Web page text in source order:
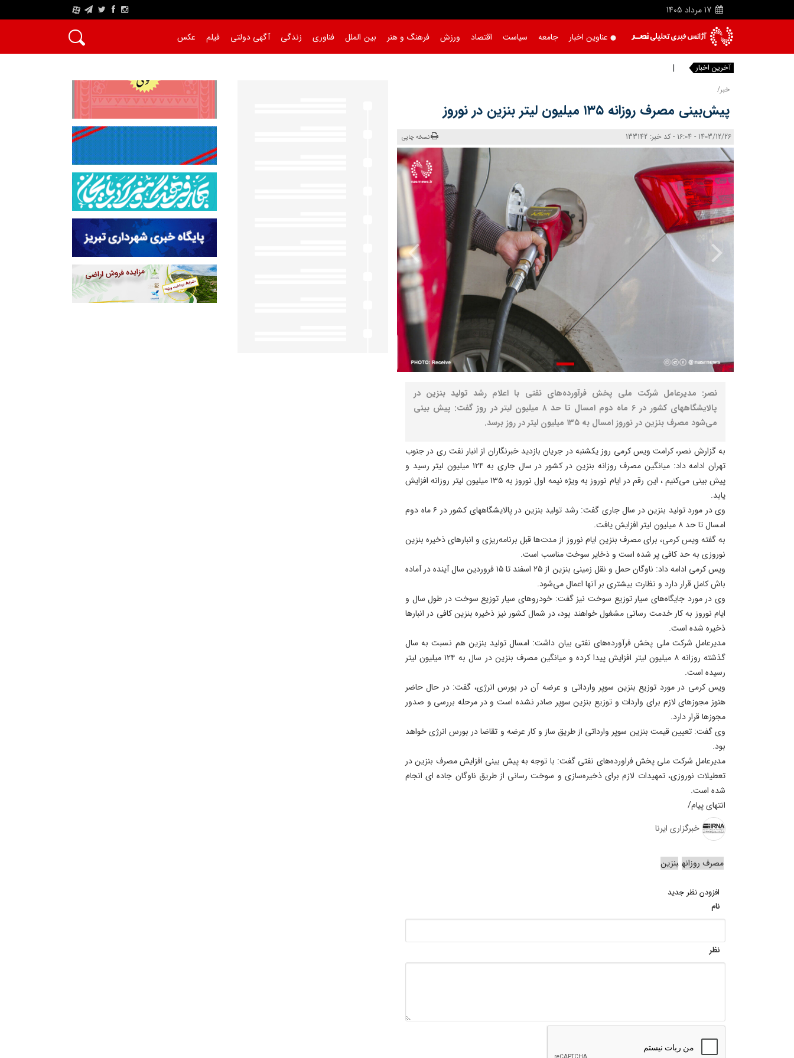
17 مرداد 1405
A
عناوین اخبار جامعه سیاست اقتصاد ورزش فرهنگ و هنر بین الملل فناوری زندگی آگهی دولتی فیلم عکس
آخرین اخبار پزشکیان:
خبر/
پیش‌بینی مصرف روزانه ۱۳۵ میلیون لیتر بنزین در نوروز
1403/12/26 - 16:04 - کد خبر: 133142 نسخه چاپی
نصر: مدیرعامل شرکت ملی پخش فرآورده‌های نفتی با اعلام رشد تولید بنزین در
پالایشگاههای کشور در ۶ ماه دوم امسال تا حد ۸ میلیون لیتر در روز گفت: پیش بینی
می‌شود مصرف بنزین در نوروز امسال به ۱۳۵ میلیون لیتر در روز برسد.
به گزارش نصر، کرامت ویس کرمی روز یکشنبه در جریان بازدید خبرنگاران از انبار نفت ری در جنوب
تهران ادامه داد: میانگین مصرف روزانه بنزین در کشور در سال جاری به ۱۲۴ میلیون لیتر رسید و
پیش بینی می‌کنیم ، این رقم در ایام نوروز به ویژه نیمه اول نوروز به ۱۳۵ میلیون لیتر روزانه افزایش
یابد.
وی در مورد تولید بنزین در سال جاری گفت: رشد تولید بنزین در پالایشگاههای کشور در ۶ ماه دوم
امسال تا حد ۸ میلیون لیتر افزایش یافت.
به گفته ویس کرمی، برای مصرف بنزین ایام نوروز از مدت‌ها قبل برنامه‌ریزی و انبارهای ذخیره بنزین
نوروزی به حد کافی پر شده است و ذخایر سوخت مناسب است.
ویس کرمی ادامه داد: ناوگان حمل و نقل زمینی بنزین از ۲۵ اسفند تا ۱۵ فروردین سال آینده در آماده
باش کامل قرار دارد و نظارت بیشتری بر آنها اعمال می‌شود.
وی در مورد جایگاه‌های سیار توزیع سوخت نیز گفت: خودروهای سیار توزیع سوخت در طول سال و
ایام نوروز به کار خدمت رسانی مشغول خواهند بود، در شمال کشور نیز ذخیره بنزین کافی در انبارها
ذخیره شده است.
مدیرعامل شرکت ملی پخش فرآورده‌های نفتی بیان داشت: امسال تولید بنزین هم نسبت به سال
گذشته روزانه ۸ میلیون لیتر افزایش پیدا کرده و میانگین مصرف بنزین در سال به ۱۲۴ میلیون لیتر
رسیده است.
ویس کرمی در مورد توزیع بنزین سوپر وارداتی و عرضه آن در بورس انرژی، گفت: در حال حاضر
هنوز مجوزهای لازم برای واردات و توزیع بنزین سوپر صادر نشده است و در مرحله بررسی و صدور
مجوزها قرار دارد.
وی گفت: تعیین قیمت بنزین سوپر وارداتی از طریق ساز و کار عرضه و تقاضا در بورس انرژی خواهد
بود.
مدیرعامل شرکت ملی پخش فراورده‌های نفتی گفت: با توجه به پیش بینی افزایش مصرف بنزین در
تعطیلات نوروزی، تمهیدات لازم برای ذخیره‌سازی و سوخت رسانی از طریق ناوگان جاده ای انجام
شده است.
انتهای پیام/
خبرگزاری ایرنا
مصرف روزانه بنزین
افزودن نظر جدید
نام
نظر